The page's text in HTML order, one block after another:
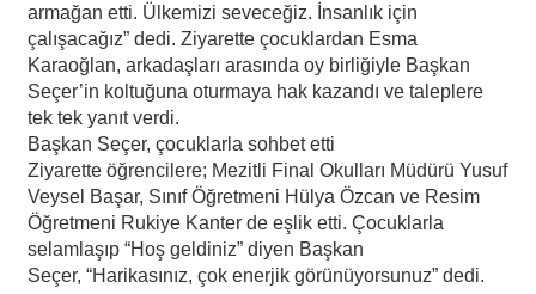
armağan etti. Ülkemizi seveceğiz. İnsanlık için
çalışacağız” dedi. Ziyarette çocuklardan Esma
Karaoğlan, arkadaşları arasında oy birliğiyle Başkan
Seçer’in koltuğuna oturmaya hak kazandı ve taleplere
tek tek yanıt verdi.
Başkan Seçer, çocuklarla sohbet etti
Ziyarette öğrencilere; Mezitli Final Okulları Müdürü Yusuf
Veysel Başar, Sınıf Öğretmeni Hülya Özcan ve Resim
Öğretmeni Rukiye Kanter de eşlik etti. Çocuklarla
selamlaşıp “Hoş geldiniz” diyen Başkan
Seçer, “Harikasınız, çok enerjik görünüyorsunuz” dedi.